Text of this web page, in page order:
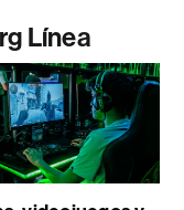
Línea